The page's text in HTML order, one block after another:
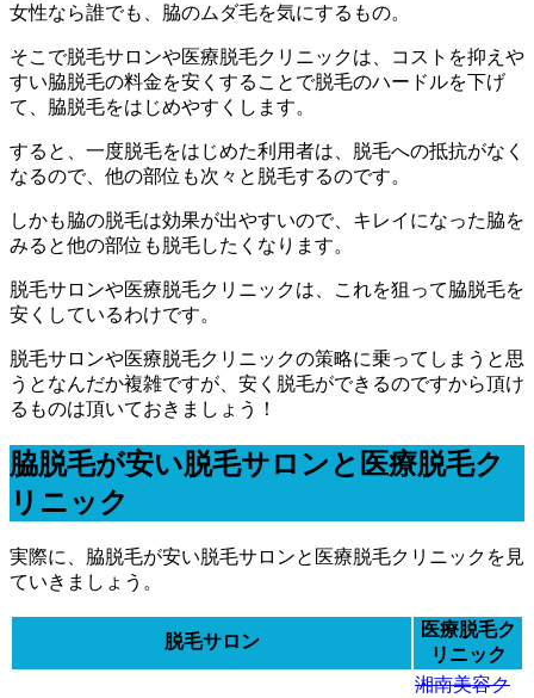
女性なら誰でも、脇のムダ毛を気にするもの。
そこで脱毛サロンや医療脱毛クリニックは、コストを抑えや
すい脇脱毛の料金を安くすることで脱毛のハードルを下げ
て、脇脱毛をはじめやすくします。
すると、一度脱毛をはじめた利用者は、脱毛への抵抗がなく
なるので、他の部位も次々と脱毛するのです。
しかも脇の脱毛は効果が出やすいので、キレイになった脇を
みると他の部位も脱毛したくなります。
脱毛サロンや医療脱毛クリニックは、これを狙って脇脱毛を
安くしているわけです。
脱毛サロンや医療脱毛クリニックの策略に乗ってしまうと思
うとなんだか複雑ですが、安く脱毛ができるのですから頂け
るものは頂いておきましょう！
脇脱毛が安い脱毛サロンと医療脱毛ク
リニック
実際に、脇脱毛が安い脱毛サロンと医療脱毛クリニックを見
ていきましょう。
脱毛サロン
医療脱毛ク
リニック
湘南美容ク